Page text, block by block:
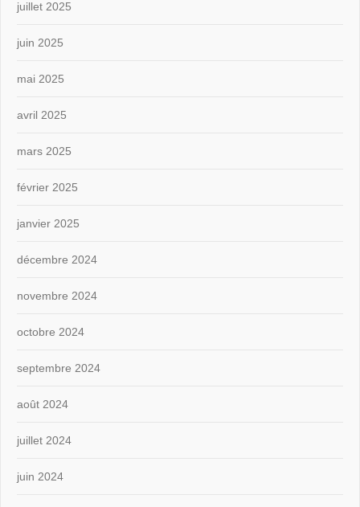
juillet 2025
juin 2025
mai 2025
avril 2025
mars 2025
février 2025
janvier 2025
décembre 2024
novembre 2024
octobre 2024
septembre 2024
août 2024
juillet 2024
juin 2024